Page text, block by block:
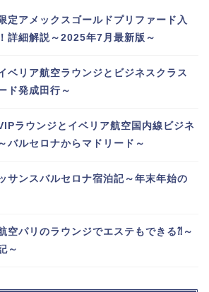
定アメックスゴールドプリファード入
詳細解説～2025年7月最新版～
ベリア航空ラウンジとビジネスクラス
ド発成田行～
ラウンジとイベリア航空国内線ビジネ
バルセロナからマドリード～
サンスバルセロナ宿泊記～年末年始の
空パリのラウンジでエステもできる⁈～
～